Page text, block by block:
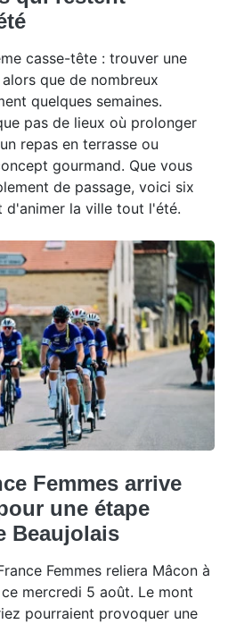
casse-tête : trouver une
que de nombreux
quelques semaines.
pas de lieux où prolonger
repas en terrasse ou
gourmand. Que vous
de passage, voici six
d'animer la ville tout l'été.
Femmes arrive
une étape
Beaujolais
Femmes reliera Mâcon à
mercredi 5 août. Le mont
pourraient provoquer une